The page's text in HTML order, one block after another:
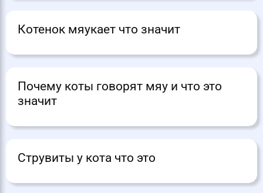
Котенок мяукает что значит
Почему коты говорят мяу и что это
значит
Струвиты у кота что это